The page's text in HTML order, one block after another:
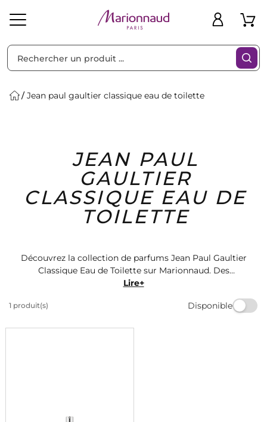
Homme Marques Idées
Cadeaux
Jean paul gaultier classique eau de toilette
JEAN PAUL
GAULTIER
CLASSIQUE EAU DE
TOILETTE
Découvrez la collection de parfums Jean Paul Gaultier
Classique Eau de Toilette sur Marionnaud. Des
fragrances envoûtantes et intemporelles pour
livraison rapide. Offrez-vous un parfum de luxe à prix
Lire+
1 produit(s) Disponible
Filtres